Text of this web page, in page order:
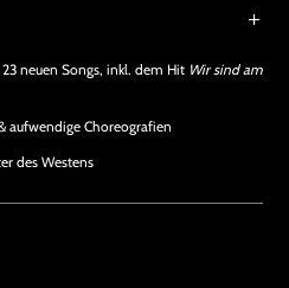
neuen Songs, inkl. dem Hit Wir sind am
aufwendige Choreografien
des Westens